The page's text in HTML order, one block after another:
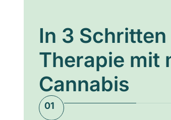
In 3
Therapie mit
Cannabis
01